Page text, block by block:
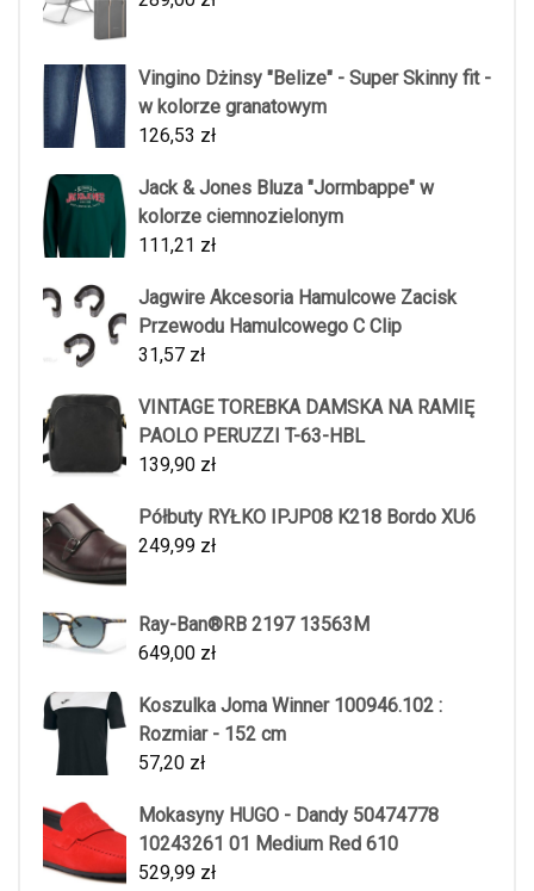
Vingino Dżinsy "Belize" - Super Skinny fit -
w kolorze granatowym
126,53 zł
Jack & Jones Bluza "Jormbappe" w
kolorze ciemnozielonym
111,21 zł
Jagwire Akcesoria Hamulcowe Zacisk
Przewodu Hamulcowego C Clip
31,57 zł
VINTAGE TOREBKA DAMSKA NA RAMIĘ
PAOLO PERUZZI T-63-HBL
139,90 zł
Półbuty RYŁKO IPJP08 K218 Bordo XU6
249,99 zł
Ray-Ban®RB 2197 13563M
649,00 zł
Koszulka Joma Winner 100946.102 :
Rozmiar - 152 cm
57,20 zł
Mokasyny HUGO - Dandy 50474778
10243261 01 Medium Red 610
529,99 zł